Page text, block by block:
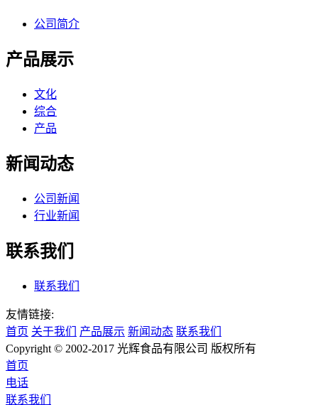
公司简介
产品展示
文化
综合
产品
新闻动态
公司新闻
行业新闻
联系我们
联系我们
友情链接:
首页 关于我们 产品展示 新闻动态 联系我们
Copyright © 2002-2017 光辉食品有限公司 版权所有
首页
电话
联系我们